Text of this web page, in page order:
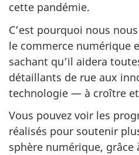
cette pandémie.
C’est pourquoi nous
le commerce numérique
sachant qu’il aidera
détaillants de rue aux
technologie — à croître
Vous pouvez voir les
réalisés pour soutenir
sphère numérique,